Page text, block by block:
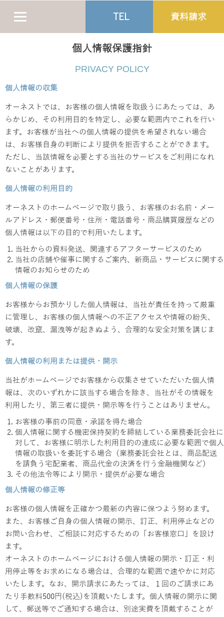
TEL 資料請求
個人情報保護指針
PRIVACY POLICY
個人情報の収集
オーネストでは、お客様の個人情報を取扱うにあたっては、あ
らかじめ、その利用目的を特定し、必要な範囲内でこれを行い
ます。お客様が当社への個人情報の提供を希望されない場合
は、お客様自身の判断により提供を拒否することができます。
ただし、当該情報を必要とする当社のサービスをご利用になれ
ないことがあります。
個人情報の利用目的
オーネストのホームページで取り扱う、お客様のお名前・メー
ルアドレス・郵便番号・住所・電話番号・商品購買履歴などの
個人情報は以下の目的で利用いたします。
当社からの資料発送、関連するアフターサービスのため
当社の店舗や催事に関するご案内、新商品・サービスに関する
情報のお知らせのため
個人情報の保護
お客様からお預かりした個人情報は、当社が責任を持って厳重
に管理し、お客様の個人情報への不正アクセスや情報の紛失、
破壊、改竄、漏洩等が起きぬよう、合理的な安全対策を講じま
す。
個人情報の利用または提供・開示
当社がホームページでお客様から収集させていただいた個人情
報は、次のいずれかに該当する場合を除き、当社がその情報を
利用したり、第三者に提供・開示等を行うことはありません。
お客様の事前の同意・承諾を得た場合
個人情報に関する機密保持契約を締結している業務委託会社に
対して、お客様に明示した利用目的の達成に必要な範囲で個人
情報の取扱いを委託する場合（業務委託会社とは、商品配送
を請負う宅配業者、商品代金の決済を行う金融機関など）
その他法令等により開示・提供が必要な場合
個人情報の修正等
お客様の個人情報を正確かつ最新の内容に保つよう努めます。
また、お客様ご自身の個人情報の開示、訂正、利用停止などの
お問い合わせ、ご相談に対応するための「お客様窓口」を設け
ます。
オーネストのホームページにおける個人情報の開示・訂正・利
用停止等をお求めになる場合は、合理的な範囲で速やかに対応
いたします。なお、開示請求にあたっては、１回のご請求にあ
たり手数料500円(税込)を頂戴いたします。個人情報の開示に関
して、郵送等でご通知する場合は、別途実費を頂戴することが